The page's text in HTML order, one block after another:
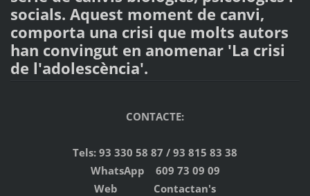
socials. Aquest moment de canvi,
comporta una crisi que molts autors
han convingut en anomenar 'La crisi
de l'adolescència'.
CONTACTE:
Tels: 93 330 58 87 / 93 815 83 38
WhatsApp 609 73 09 09
Web Contactan's